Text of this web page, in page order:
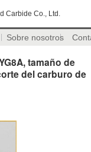
Carbide Co., Ltd.
Sobre nosotros
tamaño de
del carburo de